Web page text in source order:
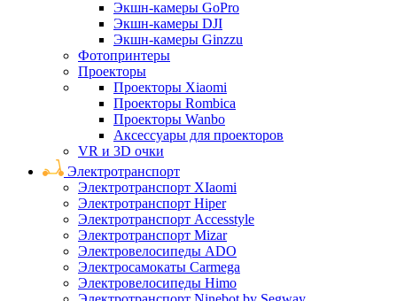
Экшн-камеры GoPro
Экшн-камеры DJI
Экшн-камеры Ginzzu
Фотопринтеры
Проекторы
Проекторы Xiaomi
Проекторы Rombica
Проекторы Wanbo
Аксессуары для проекторов
VR и 3D очки
Электротранспорт
Электротранспорт XIaomi
Электротранспорт Hiper
Электротранспорт Accesstyle
Электротранспорт Mizar
Электровелосипеды ADO
Электросамокаты Carmega
Электровелосипеды Himo